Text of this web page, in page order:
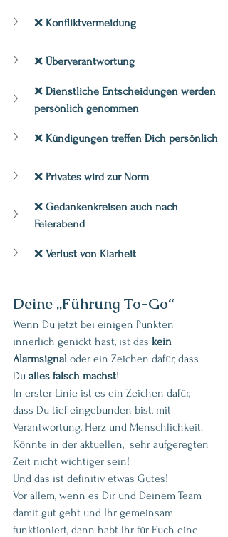
❌ Konfliktvermeidung
❌ Überverantwortung
❌ Dienstliche Entscheidungen werden
persönlich genommen
❌ Kündigungen treffen Dich persönlich
❌ Privates wird zur Norm
❌ Gedankenkreisen auch nach
Feierabend
❌ Verlust von Klarheit
Deine „Führung To-Go“
Wenn Du jetzt bei einigen Punkten
innerlich genickt hast, ist das kein
Alarmsignal oder ein Zeichen dafür, dass
Du alles falsch machst!
In erster Linie ist es ein Zeichen dafür,
dass Du tief eingebunden bist, mit
Verantwortung, Herz und Menschlichkeit.
Könnte in der aktuellen,  sehr aufgeregten
Zeit nicht wichtiger sein!
Und das ist definitiv etwas Gutes!
Vor allem, wenn es Dir und Deinem Team
damit gut geht und Ihr gemeinsam
funktioniert, dann habt Ihr für Euch eine